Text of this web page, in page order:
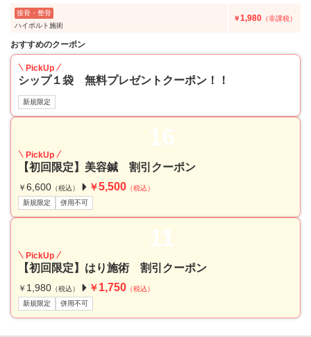
接骨・整骨
ハイボルト施術
￥1,980 （非課税）
おすすめのクーポン
PickUp
シップ１袋 無料プレゼントクーポン！！
新規限定
16
PickUp
【初回限定】美容鍼 割引クーポン
￥ 6,600 （税込） ￥5,500 （税込）
新規限定
併用不可
11
PickUp
【初回限定】はり施術 割引クーポン
￥ 1,980 （税込） ￥1,750 （税込）
新規限定
併用不可